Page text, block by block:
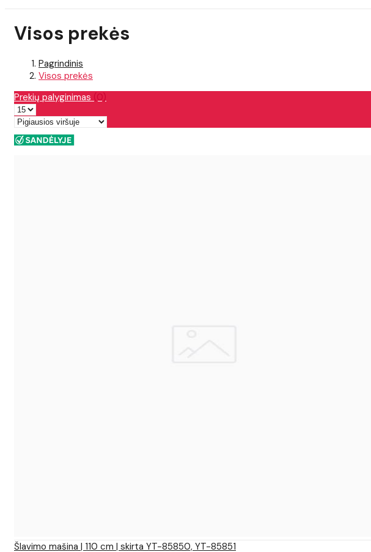
Visos prekės
Pagrindinis
Visos prekės
Prekių palyginimas (0)
Šlavimo mašina | 110 cm | skirta YT-85850, YT-85851